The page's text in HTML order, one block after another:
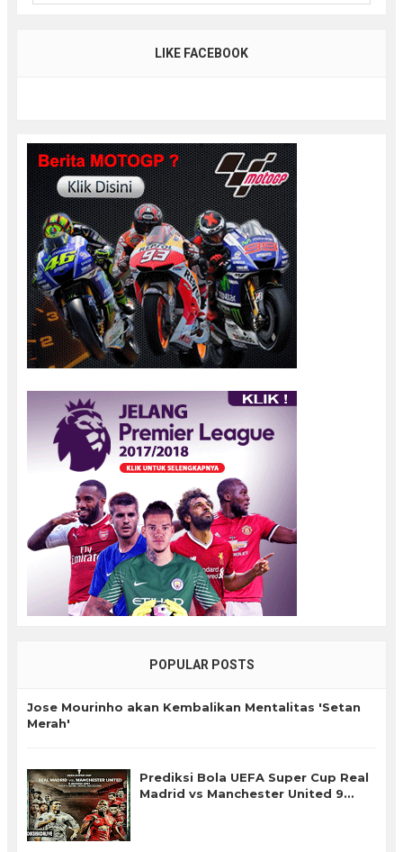
LIKE FACEBOOK
POPULAR POSTS
Jose Mourinho akan Kembalikan Mentalitas 'Setan
Merah'
Prediksi Bola UEFA Super Cup Real
Madrid vs Manchester United 9